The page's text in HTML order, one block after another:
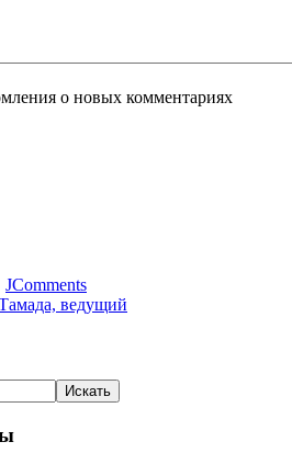
о новых комментариях
JComments
ведущий